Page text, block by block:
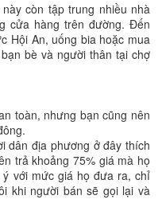
còn tập trung nhiều nhà
cửa hàng trên đường. Đến
Hội An, uống bia hoặc mua
bè và người thân tại chợ
toàn, nhưng bạn cũng nên
dân địa phương ở đây thích
trả khoảng 75% giá mà họ
với mức giá họ đưa ra, chỉ
khi người bán sẽ gọi lại và